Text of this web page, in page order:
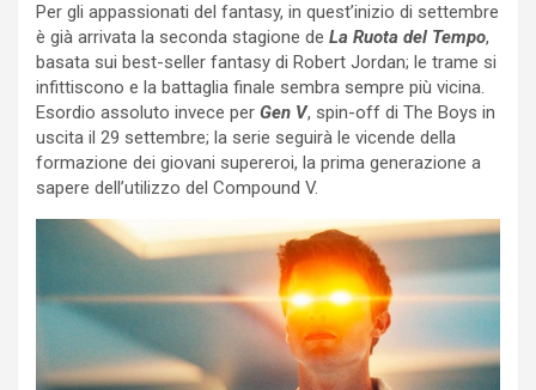
Per gli appassionati del fantasy, in quest’inizio di settembre
è già arrivata la seconda stagione de La Ruota del Tempo,
basata sui best-seller fantasy di Robert Jordan; le trame si
infittiscono e la battaglia finale sembra sempre più vicina.
Esordio assoluto invece per Gen V, spin-off di The Boys in
uscita il 29 settembre; la serie seguirà le vicende della
formazione dei giovani supereroi, la prima generazione a
sapere dell’utilizzo del Compound V.